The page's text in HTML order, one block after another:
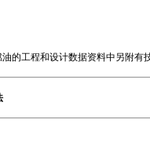
的工程和设计数据资料中另附有技